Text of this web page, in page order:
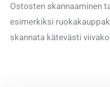
Ostosten skannaaminen
esimerkiksi
skannata kätevästi